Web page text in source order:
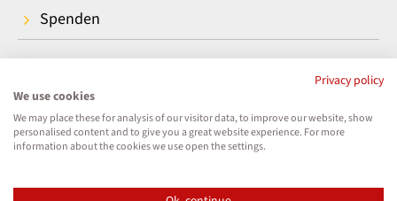
Spenden
Privacy policy
We use cookies
We may place these for analysis of our visitor data, to improve our website, show
personalised content and to give you a great website experience. For more
information about the cookies we use open the settings.